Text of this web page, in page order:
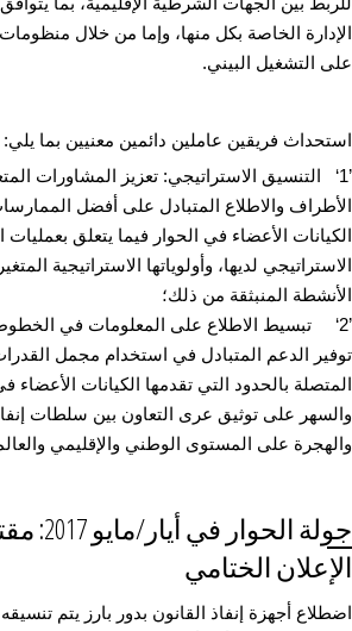
الإدارة الخاصة بكل منها، وإما من خلال
على التشغيل البيني.
استحداث فريقين عاملين دائمين معنيين بما يلي:
’1‘ التنسيق الاستراتيجي: تعزيز المشاورات
الأطراف والاطلاع المتبادل على أفضل
الكيانات الأعضاء في الحوار فيما يتعلق
الاستراتيجي لديها، وأولوياتها الاستراتيجية
الأنشطة المنبثقة من ذلك؛
’2‘ تبسيط الاطلاع على المعلومات في الخطوط
توفير الدعم المتبادل في استخدام مجمل
المتصلة بالحدود التي تقدمها الكيانات الأعضاء
والسهر على توثيق عرى التعاون بين سلطات
والهجرة على المستوى الوطني والإقليمي
جولة
الإعلان الختامي
اضطلاع أجهزة إنفاذ القانون بدور بارز يتم